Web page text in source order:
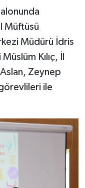
Müftüsü
Müdürü İdris
Kılıç, İl
Aslan, Zeynep
ile